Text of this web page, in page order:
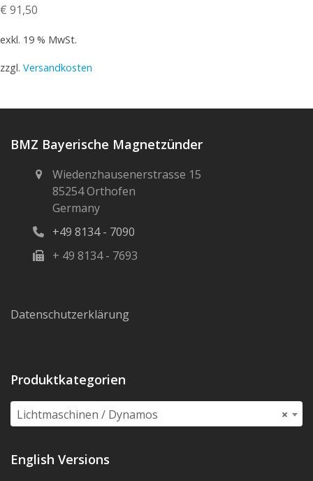
€ 91,50
exkl. 19 % MwSt.
zzgl. Versandkosten
BMZ Bayerische Magnetzünder
Wiedenzhausenerstrasse 15
85254 Orthofen
Germany
+49 8134 - 7090
+ 49 8134 - 7693
Datenschutzerklärung
Produktkategorien
×
Lichtmaschinen / Dynamos
English Versions